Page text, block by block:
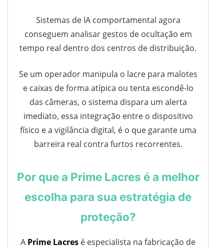
Sistemas de IA comportamental agora
conseguem analisar gestos de ocultação em
tempo real dentro dos centros de distribuição.
Se um operador manipula o lacre para malotes
e caixas de forma atípica ou tenta escondê-lo
das câmeras, o sistema dispara um alerta
imediato, essa integração entre o dispositivo
físico e a vigilância digital, é o que garante uma
barreira real contra furtos recorrentes.
Por que a Prime Lacres é a melhor
escolha para sua estratégia de
proteção?
A Prime Lacres é especialista na fabricação de